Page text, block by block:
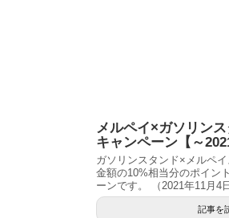
メルペイ×ガソリン
キャンペーン【～
ガソリンスタンド×メルペ
金額の10%相当分のポイン
ーンです。 （2021年11月4
記事を